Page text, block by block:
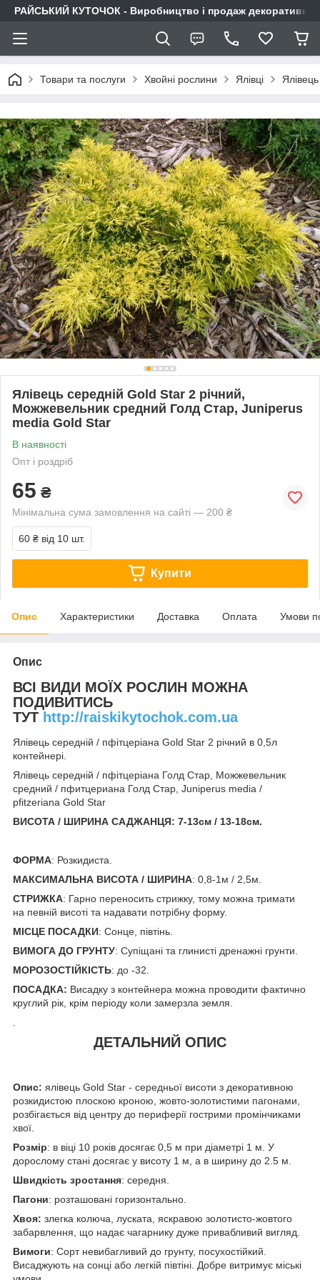
РАЙСЬКИЙ КУТОЧОК - Виробництво і продаж декоративних
Товари та послуги Хвойні рослини Ялівці
Ялівець середній Gold Star 2 річний,
Можжевельник средний Голд Стар, Juniperus
media Gold Star
В наявності
Опт і роздріб
65 ₴
Мінімальна сума замовлення на сайті — 200 ₴
60 ₴ від 10 шт.
Купити
Опис Характеристики Доставка Оплата Умови
Опис
ВСІ ВИДИ МОЇХ РОСЛИН МОЖНА
ПОДИВИТИСЬ
ТУТ http://raiskikytochok.com.ua
Ялівець середній / пфітцеріана Gold Star 2 річний в 0,5л
контейнері.
Ялівець середній / пфітцеріана Голд Стар, Можжевельник
средний / пфитцериана Голд Стар, Juniperus media /
pfitzeriana Gold Star
ВИСОТА / ШИРИНА САДЖАНЦЯ: 7-13см / 13-18см.
ФОРМА: Розкидиста.
МАКСИМАЛЬНА ВИСОТА / ШИРИНА: 0,8-1м / 2,5м.
СТРИЖКА: Гарно переносить стрижку, тому можна тримати
на певній висоті та надавати потрібну форму.
МІСЦЕ ПОСАДКИ: Сонце, півтінь.
ВИМОГА ДО ГРУНТУ: Супіщані та глинисті дренажні грунти.
МОРОЗОСТІЙКІСТЬ: до -32.
ПОСАДКА: Висадку з контейнера можна проводити фактично
круглий рік, крім періоду коли замерзла земля.
.
ДЕТАЛЬНИЙ ОПИС
Опис: ялівець Gold Star - середньої висоти з декоративною
розкидистою плоскою кроною, жовто-золотистими пагонами,
розбігається від центру до периферії гострими промінчиками
хвої.
Розмір: в віці 10 років досягає 0,5 м при діаметрі 1 м. У
дорослому стані досягає у висоту 1 м, а в ширину до 2.5 м.
Швидкість зростання: середня.
Пагони: розташовані горизонтально.
Хвоя: злегка колюча, луската, яскравою золотисто-жовтого
забарвлення, що надає чагарнику дуже привабливий вигляд.
Вимоги: Сорт невибагливий до грунту, посухостійкий.
Висаджують на сонці або легкій півтіні. Добре витримує міські